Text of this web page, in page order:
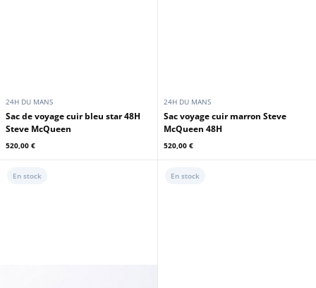
24H DU MANS
Sac de voyage cuir bleu star 48H
Steve McQueen
520,00 €
24H DU MANS
Sac voyage cuir marron Steve
McQueen 48H
520,00 €
En stock En stock